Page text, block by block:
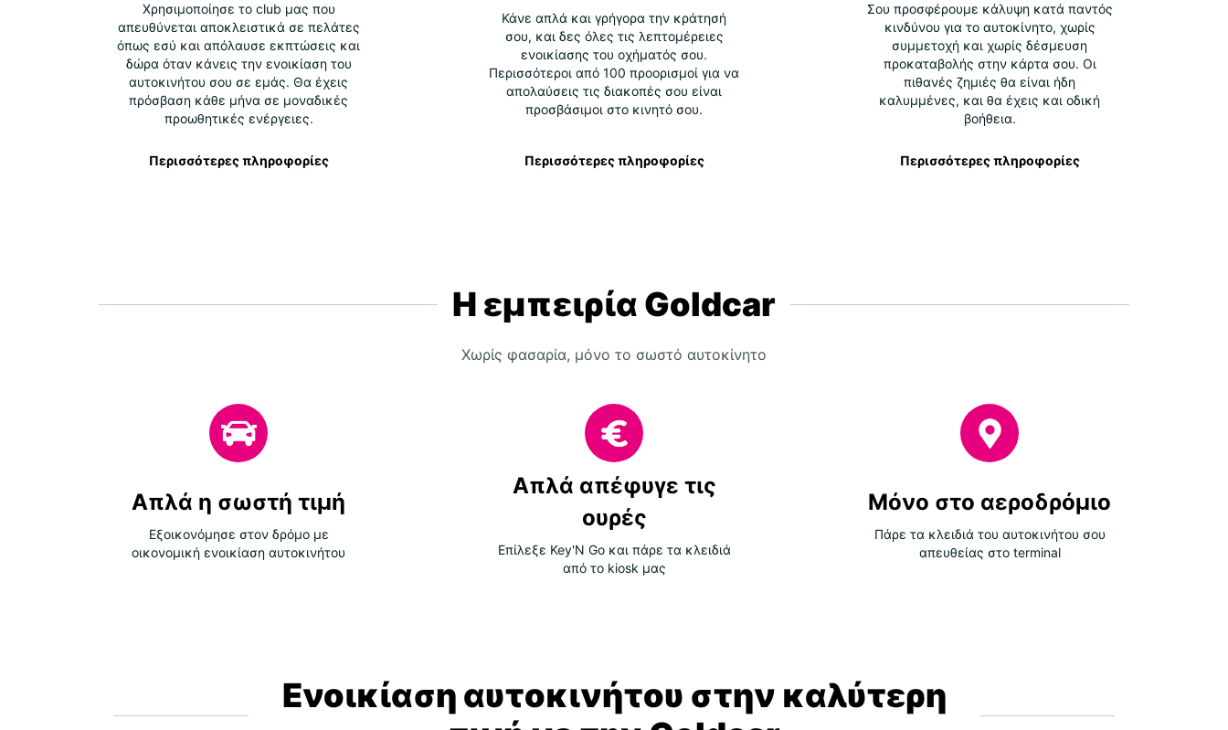
Χρησιμοποίησε το club μας που
απευθύνεται αποκλειστικά σε πελάτες
όπως εσύ και απόλαυσε εκπτώσεις και
δώρα όταν κάνεις την ενοικίαση του
αυτοκινήτου σου σε εμάς. Θα έχεις
πρόσβαση κάθε μήνα σε μοναδικές
προωθητικές ενέργειες.
Περισσότερες πληροφορίες
Κάνε απλά και γρήγορα την κράτησή
σου, και δες όλες τις λεπτομέρειες
ενοικίασης του οχήματός σου.
Περισσότεροι από 100 προορισμοί για να
απολαύσεις τις διακοπές σου είναι
προσβάσιμοι στο κινητό σου.
Περισσότερες πληροφορίες
Σου προσφέρουμε κάλυψη κατά παντός
κινδύνου για το αυτοκίνητο, χωρίς
συμμετοχή και χωρίς δέσμευση
προκαταβολής στην κάρτα σου. Οι
πιθανές ζημιές θα είναι ήδη
καλυμμένες, και θα έχεις και οδική
βοήθεια.
Περισσότερες πληροφορίες
Η εμπειρία Goldcar
Χωρίς φασαρία, μόνο το σωστό αυτοκίνητο
Απλά η σωστή τιμή
Εξοικονόμησε στον δρόμο με
οικονομική ενοικίαση αυτοκινήτου
Απλά απέφυγε τις
ουρές
Επίλεξε Key'N Go και πάρε τα κλειδιά
από το kiosk μας
Μόνο στο αεροδρόμιο
Πάρε τα κλειδιά του αυτοκινήτου σου
απευθείας στο terminal
Ενοικίαση αυτοκινήτου στην καλύτερη